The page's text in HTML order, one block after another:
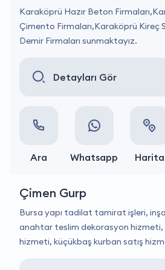
Karaköprü Hazır Beton
Çimento Firmaları,Karaköprü Kireç
Demir Firmaları sunmaktayız.
Detayları Gör
Ara Whatsapp Harita
Çimen Gurp
Bursa yapı tadilat tamirat işleri,
anahtar teslim dekorasyon hizmeti,
hizmeti, küçükbaş kurban satış